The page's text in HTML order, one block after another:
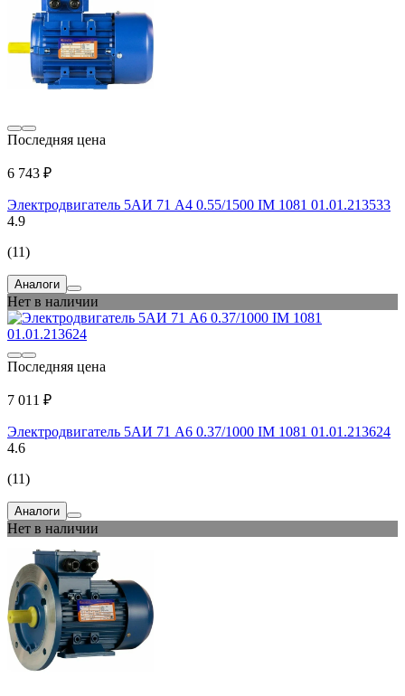
Последняя цена
6 743 ₽
Электродвигатель 5АИ 71 А4 0.55/1500 IM 1081 01.01.213533
4.9
(11)
Аналоги
Нет в наличии
Последняя цена
7 011 ₽
Электродвигатель 5АИ 71 А6 0.37/1000 IM 1081 01.01.213624
4.6
(11)
Аналоги
Нет в наличии